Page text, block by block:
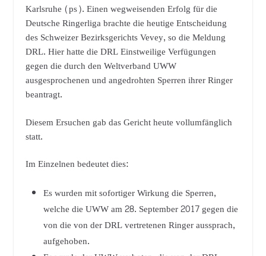
Karlsruhe (ps). Einen wegweisenden Erfolg für die
Deutsche Ringerliga brachte die heutige Entscheidung
des Schweizer Bezirksgerichts Vevey, so die Meldung
DRL. Hier hatte die DRL Einstweilige Verfügungen
gegen die durch den Weltverband UWW
ausgesprochenen und angedrohten Sperren ihrer Ringer
beantragt.
Diesem Ersuchen gab das Gericht heute vollumfänglich
statt.
Im Einzelnen bedeutet dies:
Es wurden mit sofortiger Wirkung die Sperren,
welche die UWW am 28. September 2017 gegen die
von die von der DRL vertretenen Ringer aussprach,
aufgehoben.